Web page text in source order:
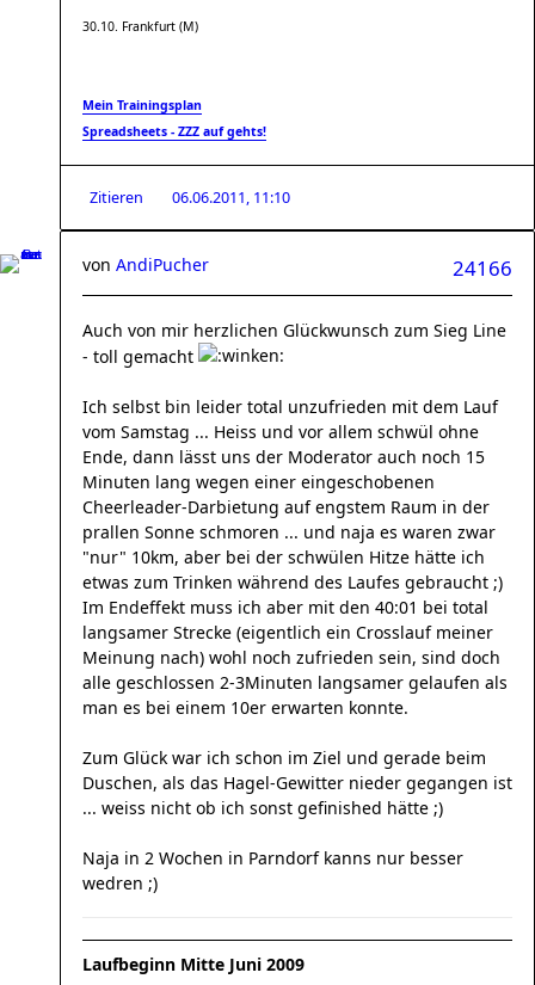
30.10. Frankfurt (M)
Mein Trainingsplan
Spreadsheets - ZZZ auf gehts!
Zitieren 06.06.2011, 11:10
24166
von AndiPucher
Auch von mir herzlichen Glückwunsch zum Sieg Line
- toll gemacht
Ich selbst bin leider total unzufrieden mit dem Lauf
vom Samstag ... Heiss und vor allem schwül ohne
Ende, dann lässt uns der Moderator auch noch 15
Minuten lang wegen einer eingeschobenen
Cheerleader-Darbietung auf engstem Raum in der
prallen Sonne schmoren ... und naja es waren zwar
"nur" 10km, aber bei der schwülen Hitze hätte ich
etwas zum Trinken während des Laufes gebraucht ;)
Im Endeffekt muss ich aber mit den 40:01 bei total
langsamer Strecke (eigentlich ein Crosslauf meiner
Meinung nach) wohl noch zufrieden sein, sind doch
alle geschlossen 2-3Minuten langsamer gelaufen als
man es bei einem 10er erwarten konnte.
Zum Glück war ich schon im Ziel und gerade beim
Duschen, als das Hagel-Gewitter nieder gegangen ist
... weiss nicht ob ich sonst gefinished hätte ;)
Naja in 2 Wochen in Parndorf kanns nur besser
wedren ;)
Laufbeginn Mitte Juni 2009